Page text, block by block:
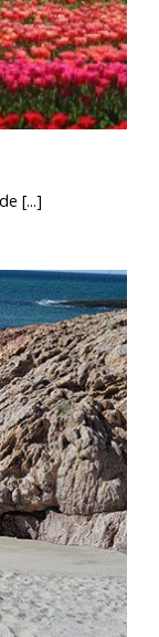
[...]